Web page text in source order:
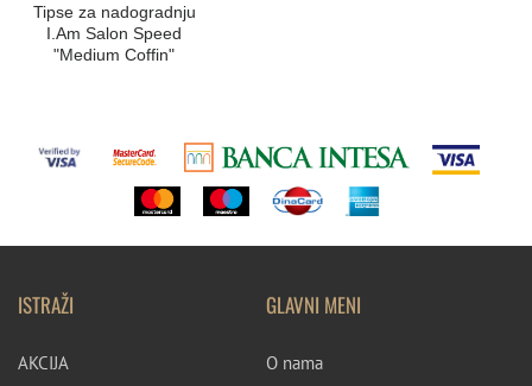
Tipse za nadogradnju
I.Am Salon Speed
"Medium Coffin"
ISTRAŽI
AKCIJA
GLAVNI MENI
O nama